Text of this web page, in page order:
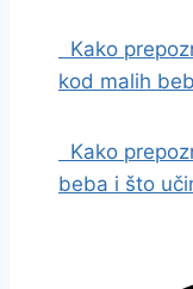
Kako
kod malih
Kako
beba i što